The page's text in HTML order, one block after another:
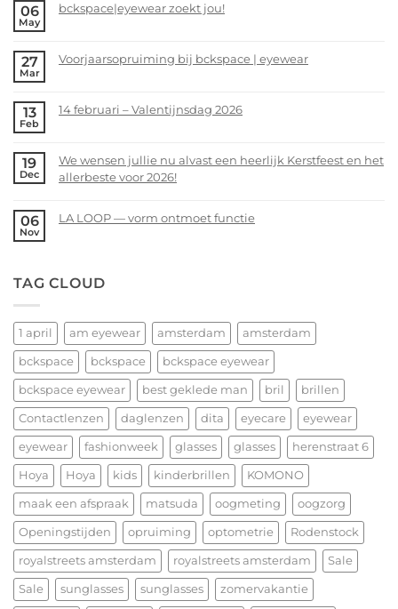
06
May
bckspace|eyewear zoekt jou!
on
jou!
27
Mar
Voorjaarsopruiming bij bckspace | eyewear
on
bckspace
|
13
Feb
14 februari – Valentijnsdag 2026
on
14
–
19
Dec
We wensen jullie nu alvast een heerlijk Kerstfeest en het
allerbeste voor 2026!
Comments
jullie
een
heerlijk
Kerstfeest
en
het
allerbeste
voor
2026!
06
Nov
LA LOOP — vorm ontmoet functie
LA
—
vorm
ontmoet
functie
TAG CLOUD
1 april am eyewear amsterdam amsterdam
bckspace bckspace bckspace eyewear
bckspace eyewear best geklede man bril brillen
Contactlenzen daglenzen dita eyecare eyewear
eyewear fashionweek glasses glasses herenstraat 6
Hoya Hoya kids kinderbrillen KOMONO
maak een afspraak matsuda oogmeting oogzorg
Openingstijden opruiming optometrie Rodenstock
royalstreets amsterdam royalstreets amsterdam Sale
Sale sunglasses sunglasses zomervakantie